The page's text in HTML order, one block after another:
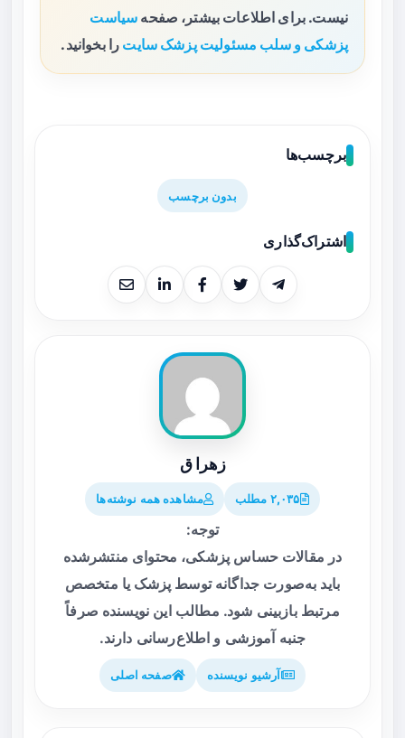
نیست. برای اطلاعات بیشتر، صفحه سیاست
پزشکی و سلب مسئولیت پزشک سایت را بخوانید.
برچسب‌ها
بدون برچسب
اشتراک‌گذاری
زهرا ق
۲,۰۳۵ مطلب مشاهده همه نوشته‌ها
توجه:
در مقالات حساس پزشکی، محتوای منتشرشده
باید به‌صورت جداگانه توسط پزشک یا متخصص
مرتبط بازبینی شود. مطالب این نویسنده صرفاً
جنبه آموزشی و اطلاع‌رسانی دارند.
آرشیو نویسنده صفحه اصلی